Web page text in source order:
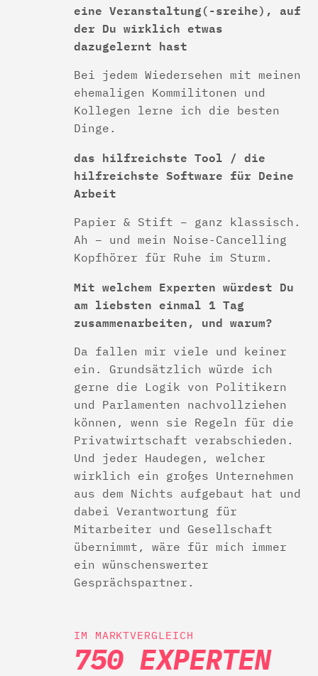
eine Veranstaltung(-sreihe), auf
der Du wirklich etwas
dazugelernt hast
Bei jedem Wiedersehen mit meinen
ehemaligen Kommilitonen und
Kollegen lerne ich die besten
Dinge.
das hilfreichste Tool / die
hilfreichste Software für Deine
Arbeit
Papier & Stift – ganz klassisch.
Ah – und mein Noise-Cancelling
Kopfhörer für Ruhe im Sturm.
Mit welchem Experten würdest Du
am liebsten einmal 1 Tag
zusammenarbeiten, und warum?
Da fallen mir viele und keiner
ein. Grundsätzlich würde ich
gerne die Logik von Politikern
und Parlamenten nachvollziehen
können, wenn sie Regeln für die
Privatwirtschaft verabschieden.
Und jeder Haudegen, welcher
wirklich ein großes Unternehmen
aus dem Nichts aufgebaut hat und
dabei Verantwortung für
Mitarbeiter und Gesellschaft
übernimmt, wäre für mich immer
ein wünschenswerter
Gesprächspartner.
IM MARKTVERGLEICH
750 EXPERTEN